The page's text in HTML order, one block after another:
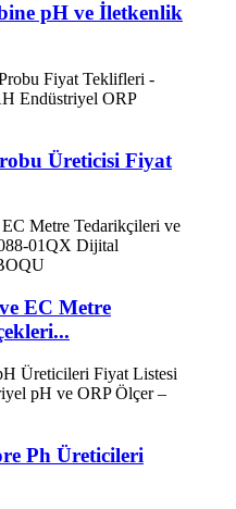
pH ve İletkenlik
Üreticisi Fiyat
EC Metre
Ph Üreticileri